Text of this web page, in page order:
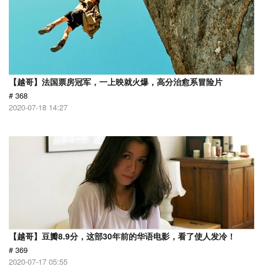
【越哥】法国票房冠军，一上映就火爆，高分治愈系冒险片
# 368
2020-07-18 14:27
【越哥】豆瓣8.9分，这部30年前的华语电影，看了使人发冷！
# 369
2020-07-17 05:55